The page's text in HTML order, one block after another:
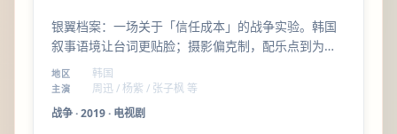
银翼档案：一场关于「信任成本」的战争实验。韩国
叙事语境让台词更贴脸；摄影偏克制，配乐点到为
止，留白很舒服。
地区 韩国
主演
周迅 / 杨紫 / 张子枫 等
战争·2019· 电视剧